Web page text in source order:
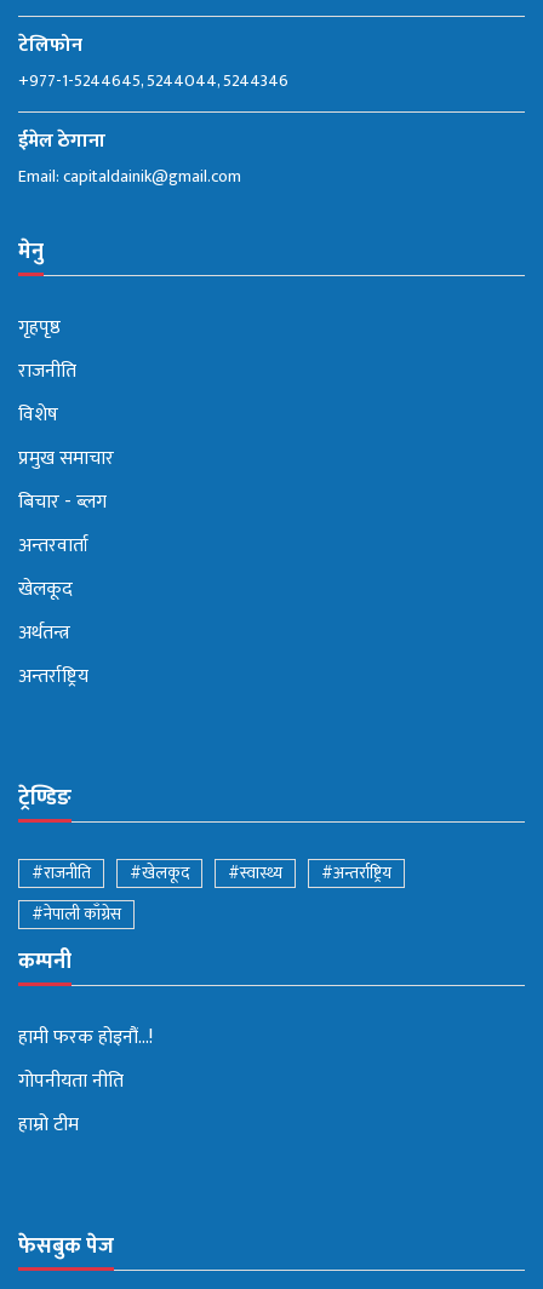
टेलिफोन
+977-1-5244645, 5244044, 5244346
ईमेल ठेगाना
Email:capitaldainik@gmail.com
मेनु
गृहपृष्ठ
राजनीति
विशेष
प्रमुख समाचार
बिचार - ब्लग
अन्तरवार्ता
खेलकूद
अर्थतन्त्र
अन्तर्राष्ट्रिय
ट्रेण्डिङ
#राजनीति #खेलकूद #स्वास्थ्य
#अन्तर्राष्ट्रिय
#नेपाली काँग्रेस
कम्पनी
हामी फरक होइनौं...!
गोपनीयता नीति
हाम्रो टीम
फेसबुक पेज